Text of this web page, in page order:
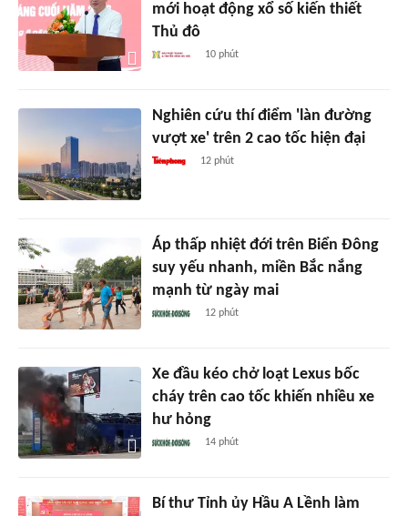
mới hoạt động xổ số kiến thiết
Thủ đô
10 phút
Nghiên cứu thí điểm 'làn đường
vượt xe' trên 2 cao tốc hiện đại
12 phút
Áp thấp nhiệt đới trên Biển Đông
suy yếu nhanh, miền Bắc nắng
mạnh từ ngày mai
12 phút
Xe đầu kéo chở loạt Lexus bốc
cháy trên cao tốc khiến nhiều xe
hư hỏng
14 phút
Bí thư Tỉnh ủy Hầu A Lềnh làm